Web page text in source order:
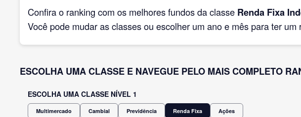
Confira o ranking com os melhores fundos da classe Renda Fixa
Você pode mudar as classes ou escolher um ano e mês para ter um
ESCOLHA UMA CLASSE E NAVEGUE PELO MAIS COMPLETO
ESCOLHA UMA CLASSE NÍVEL 1
Multimercado Cambial Previdência Renda Fixa Ações